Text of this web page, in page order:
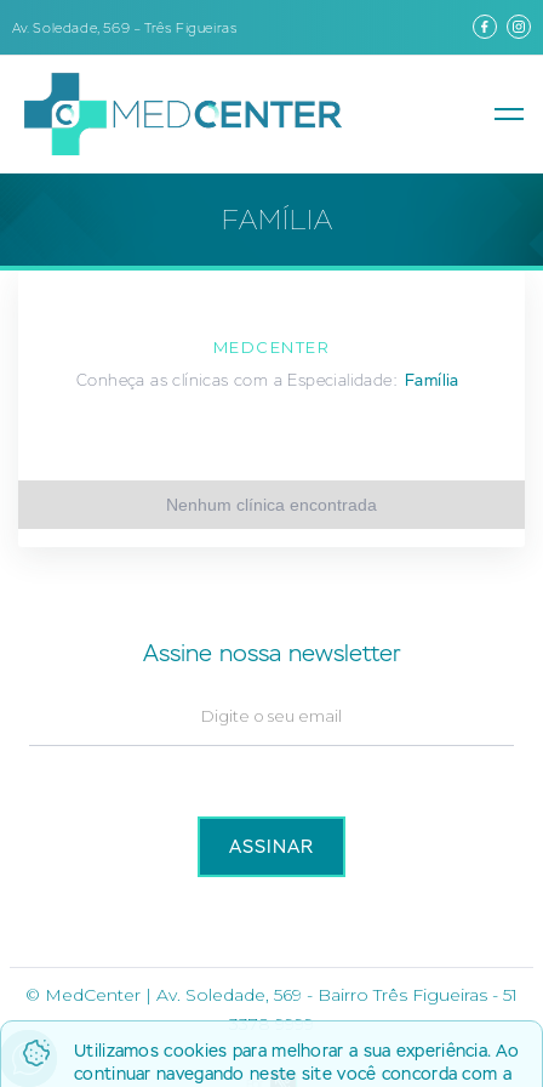
Av. Soledade, 569 – Três Figueiras
Utilizamos cookies para melhorar a sua experiência. Ao
continuar navegando neste site você concorda com a
FAMÍLIA
MEDCENTER
Conheça as clínicas com a Especialidade: Família
Nenhum clínica encontrada
Assine nossa newsletter
© MedCenter | Av. Soledade, 569 - Bairro Três Figueiras - 51
3378 9999